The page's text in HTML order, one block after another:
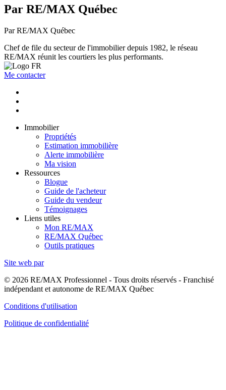
Par RE/MAX Québec
Par RE/MAX Québec
Chef de file du secteur de l'immobilier depuis 1982, le réseau
RE/MAX réunit les courtiers les plus performants.
Me contacter
Immobilier
Propriétés
Estimation immobilière
Alerte immobilière
Ma vision
Ressources
Blogue
Guide de l'acheteur
Guide du vendeur
Témoignages
Liens utiles
Mon RE/MAX
RE/MAX Québec
Outils pratiques
Site web par
© 2026 RE/MAX Professionnel - Tous droits réservés - Franchisé
indépendant et autonome de RE/MAX Québec
Conditions d'utilisation
Politique de confidentialité